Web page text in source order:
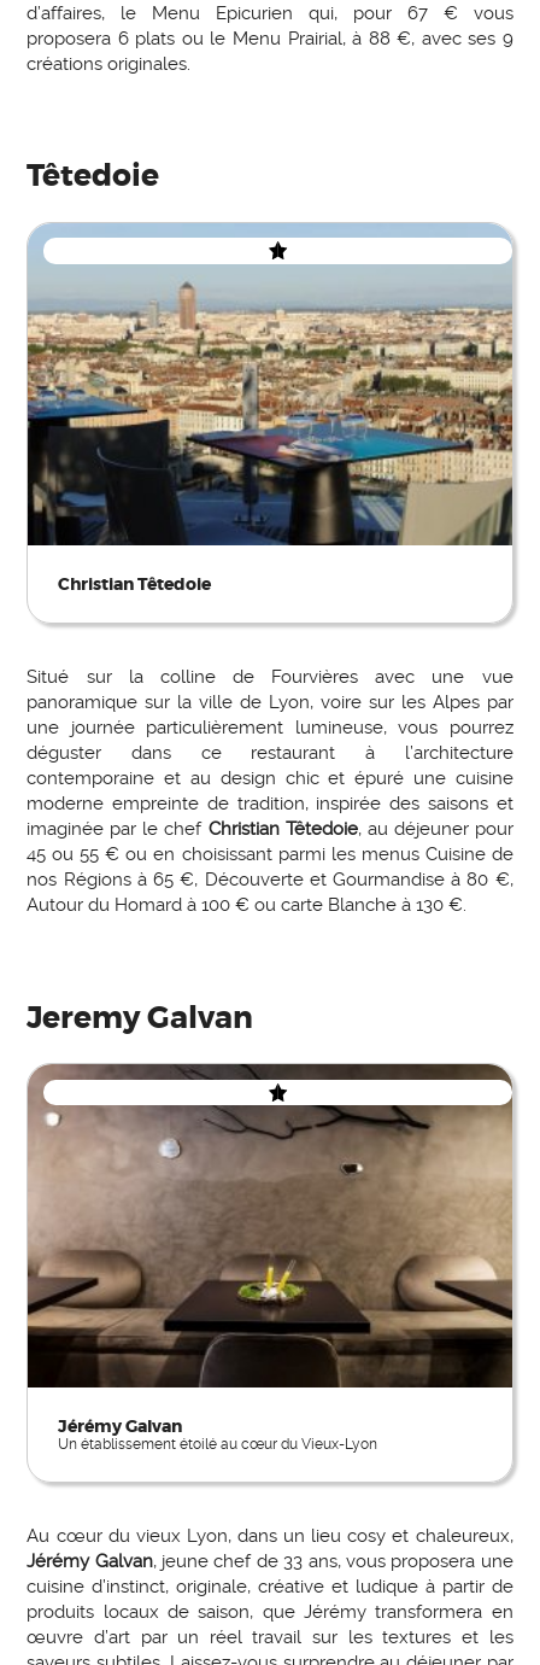
d’affaires, le Menu Epicurien qui, pour 67 € vous
proposera 6 plats ou le Menu Prairial, à 88 €, avec ses 9
créations originales.
Têtedoie
Christian Têtedoie
Situé sur la colline de Fourvières avec une vue
panoramique sur la ville de Lyon, voire sur les Alpes par
une journée particulièrement lumineuse, vous pourrez
déguster dans ce restaurant à l’architecture
contemporaine et au design chic et épuré une cuisine
moderne empreinte de tradition, inspirée des saisons et
imaginée par le chef Christian Têtedoie, au déjeuner pour
45 ou 55 € ou en choisissant parmi les menus Cuisine de
nos Régions à 65 €, Découverte et Gourmandise à 80 €,
Autour du Homard à 100 € ou carte Blanche à 130 €.
Jeremy Galvan
Jérémy Galvan
Un établissement étoilé au cœur du Vieux-Lyon
Au cœur du vieux Lyon, dans un lieu cosy et chaleureux,
Jérémy Galvan, jeune chef de 33 ans, vous proposera une
cuisine d’instinct, originale, créative et ludique à partir de
produits locaux de saison, que Jérémy transformera en
œuvre d’art par un réel travail sur les textures et les